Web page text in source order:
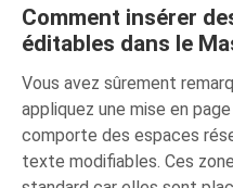
Comment insérer
éditables dans le
Vous avez sûrement
appliquez une mise en
comporte des espaces
texte modifiables. Ces